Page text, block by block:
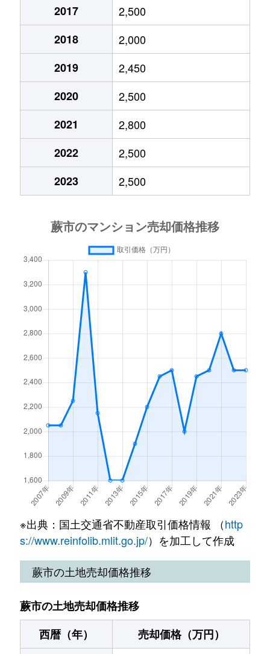
1,800万円 西川口
5,200万円 西川口
6,000万円 西川口
4,000万円 蕨
8,800万円 蕨
9,400万円 蕨
4,500万円 蕨
13,000万円
6,300万円
錦町
1,700万円 徒歩18分
錦町
22,000万円 徒歩10分
錦町
5,800万円 戸田(埼玉) 徒歩13分
錦町
2,400万円 戸田(埼玉)
西川口
3,400万円 西川口
南町
1,900万円 西川口 徒歩14分
南町
4,900万円 西川口 徒歩10分
南町
4,300万円 西川口 徒歩15分
南町
3,300万円 西川口 徒歩7分
南町
3,300万円 西川口 徒歩15分
南町
15,000万円 蕨 徒歩14分
2017
2,500
2018
2,000
2019
2,450
2020
2,500
2021
2,800
2022
2,500
2023
2,500
※出典：国土交通省不動産取引価格情報 （http
s://www.reinfolib.mlit.go.jp/）を加工して作成
蕨市の土地売却価格推移
蕨市の土地売却価格推移
西暦（年）
売却価格（万円）